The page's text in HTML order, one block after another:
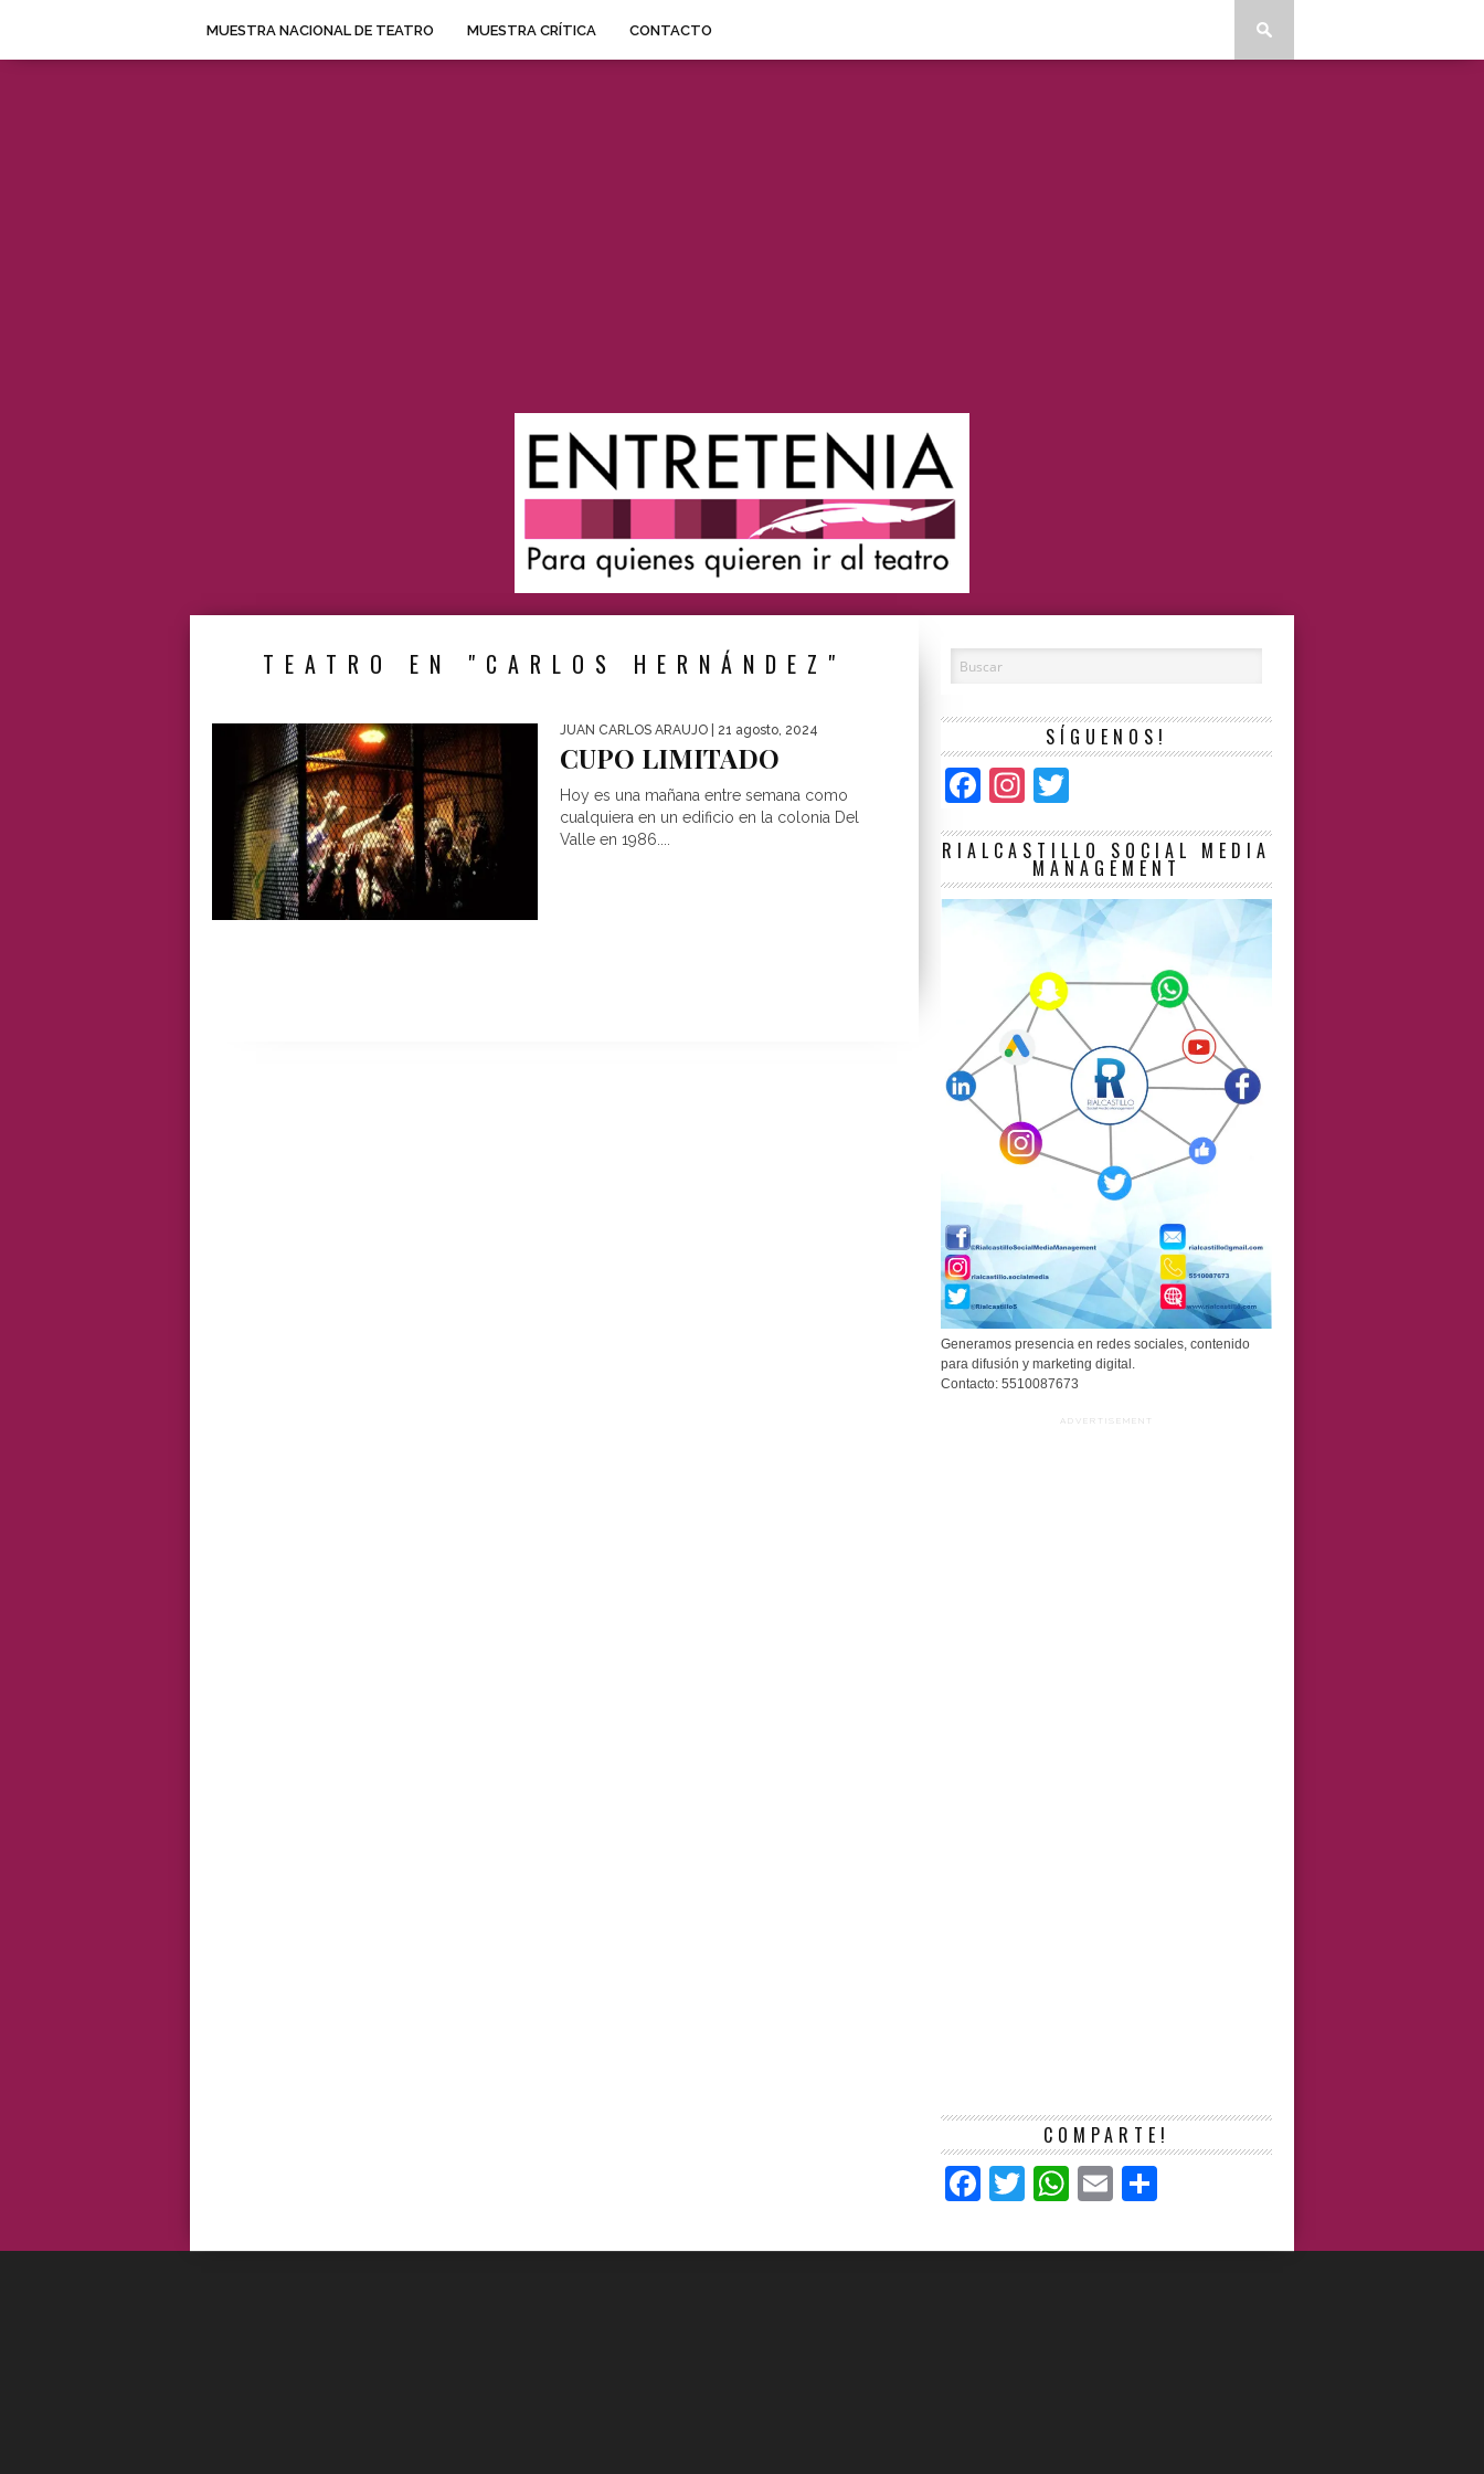
MUESTRA NACIONAL DE TEATRO MUESTRA CRÍTICA CONTACTO
TEATRO EN "CARLOS HERNÁNDEZ"
JUAN CARLOS ARAUJO | 21 agosto, 2024
CUPO LIMITADO
Hoy es una mañana entre semana como
cualquiera en un edificio en la colonia Del
Valle en 1986....
SÍGUENOS!
Facebook
Instagram
RIALCASTILLO SOCIAL MEDIA
MANAGEMENT
Generamos presencia en redes sociales, contenido
para difusión y marketing digital.
Contacto: 5510087673
ADVERTISEMENT
COMPARTE!
Facebook
TwitterWhatsApp
Email